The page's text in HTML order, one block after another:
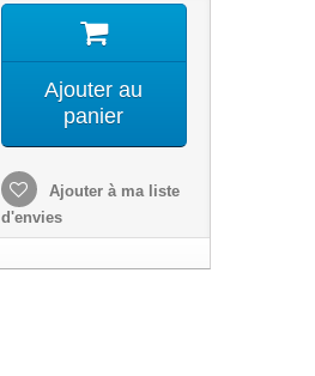
Ajouter au
panier
Ajouter à ma liste
d'envies